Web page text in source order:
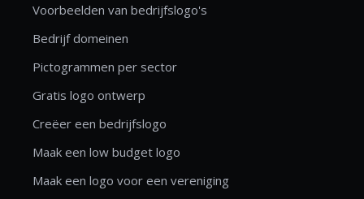
Voorbeelden van bedrijfslogo's
Bedrijf domeinen
Pictogrammen per sector
Gratis logo ontwerp
Creëer een bedrijfslogo
Maak een low budget logo
Maak een logo voor een vereniging